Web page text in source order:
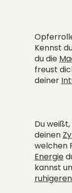
Kennst
du die
freust
deiner
Du
deinen
welchen
Energie
kannst